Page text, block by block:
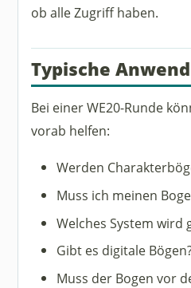
ob alle Zugriff haben.
Typische
Bei einer WE20-Runde
vorab helfen:
Werden
Muss ich meinen
Welches System wird
Gibt es digitale
Muss der Bogen vor